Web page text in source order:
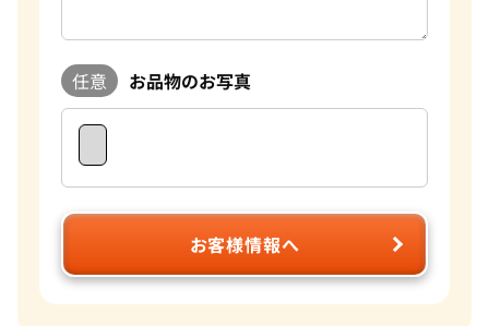
任意 お品物のお写真
お客様情報へ